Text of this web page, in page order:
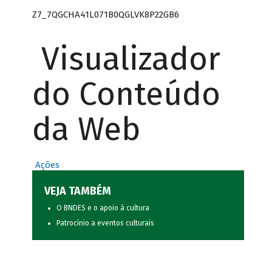
Z7_7QGCHA41L071B0QGLVK8P22GB6
Visualizador
do Conteúdo
da Web
Ações
VEJA TAMBÉM
O BNDES e o apoio à cultura
Patrocínio a eventos culturais